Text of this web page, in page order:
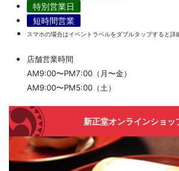
特別営業日
短時間営業
スマホの場合はイベントラベルをダブルタップすると詳
店舗営業時間
AM9:00〜PM7:00（月〜金）
AM9:00〜PM5:00（土）
新正堂オンラインショッ